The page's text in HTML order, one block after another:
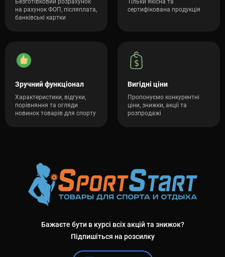
Безготівковий розрахунок
на рахунок ФОП, післяплата,
банківські картки
Тільки якісна та
сертифікована продукція
Зручний функціонал
Характеристики, відгуки,
порівняння та огляди
новинок товарів для спорту
Вигідні ціни
Пропонуємо конкурентні
ціни, знижки, акції та
розпродажі
Бажаєте бути в курсі всіх акцій та знижок?
Підпишіться на розсилку